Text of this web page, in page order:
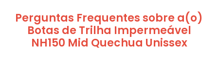
Perguntas Frequentes sobre a(o)
Botas de Trilha Impermeável
NH150 Mid Quechua Unissex